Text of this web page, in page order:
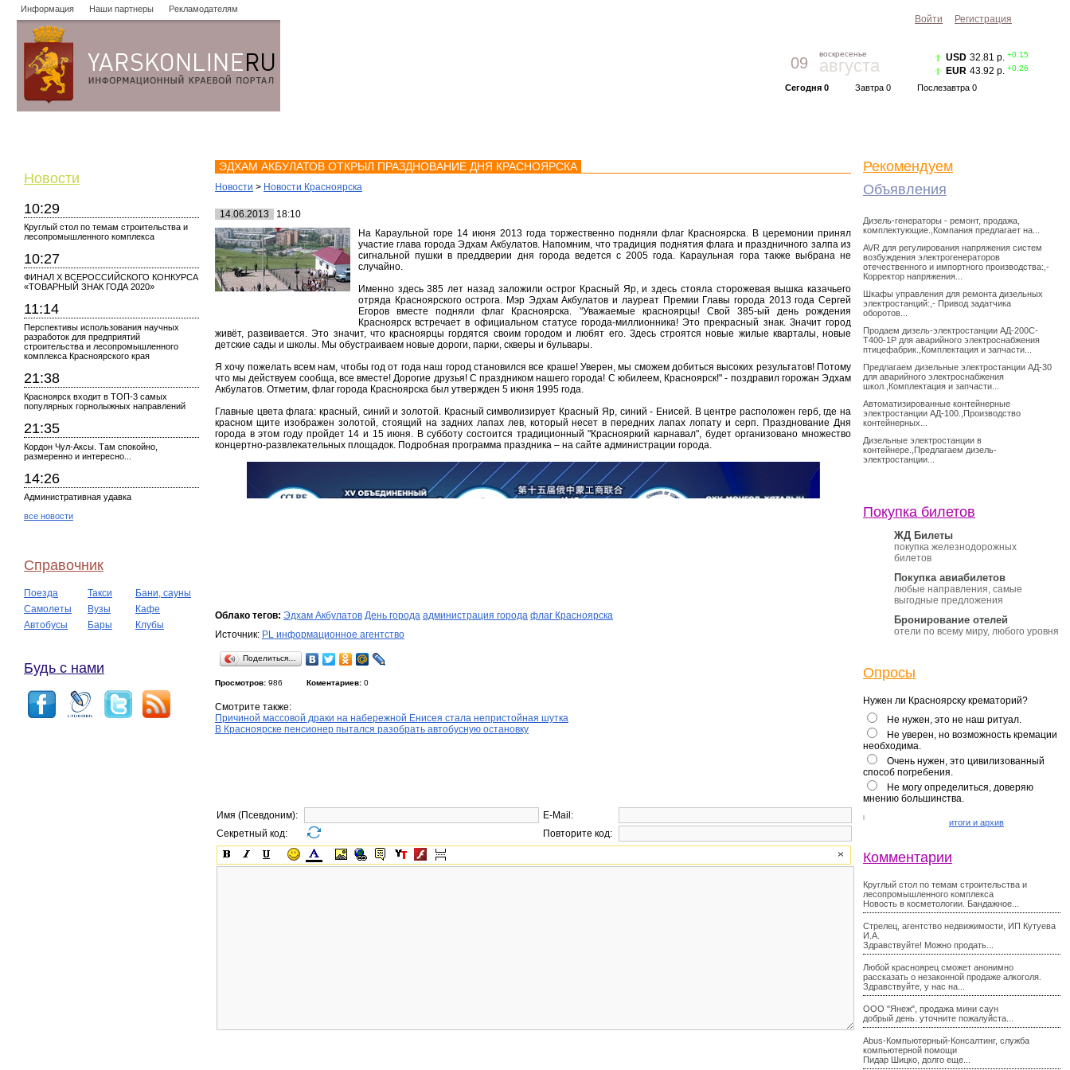
Информация Наши партнеры Рекламодателям
09
воскресенье
августа
Сегодня 0 Завтра 0 Послезавтра 0
USD 32.81 р. +0.15
EUR 43.92 р. +0.26
Новости
10:29
Круглый стол по темам строительства и
лесопромышленного комплекса
10:27
ФИНАЛ X ВСЕРОССИЙСКОГО КОНКУРСА
«ТОВАРНЫЙ ЗНАК ГОДА 2020»
11:14
Перспективы использования научных
разработок для предприятий
строительства и лесопромышленного
комплекса Красноярского края
21:38
Красноярск входит в ТОП-3 самых
популярных горнолыжных направлений
21:35
Кордон Чул-Аксы. Там спокойно,
размеренно и интересно...
14:26
Административная удавка
все новости
Справочник
Поезда Такси
Бани, сауны
Самолеты
Вузы
Кафе
Автобусы
Бары Клубы
Будь с нами
ЭДХАМ АКБУЛАТОВ ОТКРЫЛ ПРАЗДНОВАНИЕ ДНЯ КРАСНОЯРСКА
Новости > Новости Красноярска
14.06.2013
18:10
На Караульной горе 14 июня 2013 года торжественно подняли флаг Красноярска. В церемонии принял
участие глава города Эдхам Акбулатов. Напомним, что традиция поднятия флага и праздничного залпа из
сигнальной пушки в преддверии дня города ведется с 2005 года. Караульная гора также выбрана не
случайно.
Именно здесь 385 лет назад заложили острог Красный Яр, и здесь стояла сторожевая вышка казачьего
отряда Красноярского острога. Мэр Эдхам Акбулатов и лауреат Премии Главы города 2013 года Сергей
Егоров вместе подняли флаг Красноярска. "Уважаемые красноярцы! Свой 385-ый день рождения
Красноярск встречает в официальном статусе города-миллионника! Это прекрасный знак. Значит город
живёт, развивается. Это значит, что красноярцы гордятся своим городом и любят его. Здесь строятся новые жилые кварталы, новые
детские сады и школы. Мы обустраиваем новые дороги, парки, скверы и бульвары.
Я хочу пожелать всем нам, чтобы год от года наш город становился все краше! Уверен, мы сможем добиться высоких результатов! Потому
что мы действуем сообща, все вместе! Дорогие друзья! С праздником нашего города! С юбилеем, Красноярск!" - поздравил горожан Эдхам
Акбулатов. Отметим, флаг города Красноярска был утвержден 5 июня 1995 года.
Главные цвета флага: красный, синий и золотой. Красный символизирует Красный Яр, синий - Енисей. В центре расположен герб, где на
красном щите изображен золотой, стоящий на задних лапах лев, который несет в передних лапах лопату и серп. Празднование Дня
города в этом году пройдет 14 и 15 июня. В субботу состоится традиционный "Краснояркий карнавал", будет организовано множество
концертно-развлекательных площадок. Подробная программа праздника – на сайте администрации города.
Облако тегов: Эдхам Акбулатов День города администрация города флаг Красноярска
Источник: PL информационное агентство
Поделиться…
Просмотров: 986 Коментариев: 0
Смотрите также:
Причиной массовой драки на набережной Енисея стала непристойная шутка
В Красноярске пенсионер пытался разобрать автобусную остановку
Имя (Псевдоним):
E-Mail:
Секретный код:
Повторите код:
Рекомендуем
Объявления
Дизель-генераторы - ремонт, продажа,
комплектующие.,Компания предлагает на...
AVR для регулирования напряжения систем
возбуждения электрогенераторов
отечественного и импортного производства:,-
Корректор напряжения...
Шкафы управления для ремонта дизельных
электростанций:,- Привод задатчика
оборотов...
Продаем дизель-электростанции АД-200С-
Т400-1Р для аварийного электроснабжения
птицефабрик.,Комплектация и запчасти...
Предлагаем дизельные электростанции АД-30
для аварийного электроснабжения
школ.,Комплектация и запчасти...
Автоматизированные контейнерные
электростанции АД-100.,Производство
контейнерных...
Дизельные электростанции в
контейнере.,Предлагаем дизель-
электростанции...
Покупка билетов
ЖД Билеты
покупка железнодорожных
билетов
Покупка авиабилетов
любые направления, самые
выгодные предложения
Бронирование отелей
отели по всему миру, любого уровня
Опросы
Нужен ли Красноярску крематорий?
Не нужен, это не наш ритуал.
Не уверен, но возможность кремации
необходима.
Очень нужен, это цивилизованный
способ погребения.
Не могу определиться, доверяю
мнению большинства.
итоги и архив
Комментарии
Круглый стол по темам строительства и
лесопромышленного комплекса
Новость в косметологии. Бандажное...
Стрелец, агентство недвижимости, ИП Кутуева
И.А.
Здравствуйте! Можно продать...
Любой красноярец сможет анонимно
рассказать о незаконной продаже алкоголя.
Здравствуйте, у нас на...
ООО "Янеж", продажа мини саун
добрый день. уточните пожалуйста...
Abus-Компьютерный-Консалтинг, служба
компьютерной помощи
Пидар Шицко, долго еще...
Войти Регистрация